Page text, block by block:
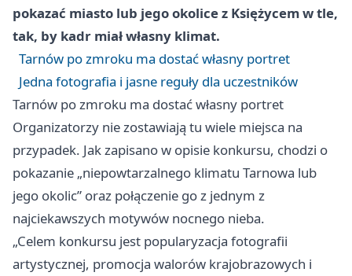
pokazać miasto lub jego okolice z Księżycem w tle,
tak, by kadr miał własny klimat.
Tarnów po zmroku ma dostać własny portret
Jedna fotografia i jasne reguły dla uczestników
Tarnów po zmroku ma dostać własny portret
Organizatorzy nie zostawiają tu wiele miejsca na
przypadek. Jak zapisano w opisie konkursu, chodzi o
pokazanie „niepowtarzalnego klimatu Tarnowa lub
jego okolic” oraz połączenie go z jednym z
najciekawszych motywów nocnego nieba.
„Celem konkursu jest popularyzacja fotografii
artystycznej, promocja walorów krajobrazowych i